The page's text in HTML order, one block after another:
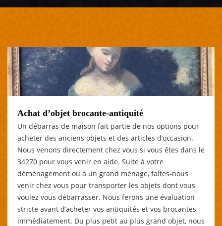
Achat d’objet brocante-antiquité
Un débarras de maison fait partie de nos options pour
acheter des anciens objets et des articles d’occasion.
Nous venons directement chez vous si vous êtes dans le
34270 pour vous venir en aide. Suite à votre
déménagement ou à un grand ménage, faites-nous
venir chez vous pour transporter les objets dont vous
voulez vous débarrasser. Nous ferons une évaluation
stricte avant d’acheter vos antiquités et vos brocantes
immédiatement. Du plus petit au plus grand objet, nous